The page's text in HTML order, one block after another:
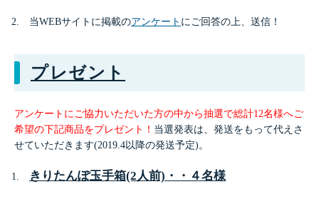
当WEBサイトに掲載のアンケート にご回答の上、送信！
プレゼント
アンケートにご協力いただいた方の中から抽選で総計12名様へご
希望の下記商品をプレゼント！ 当選発表は、発送をもって代えさ
せていただきます(2019.4以降の発送予定)。
きりたんぽ玉手箱(2人前)・・４名様